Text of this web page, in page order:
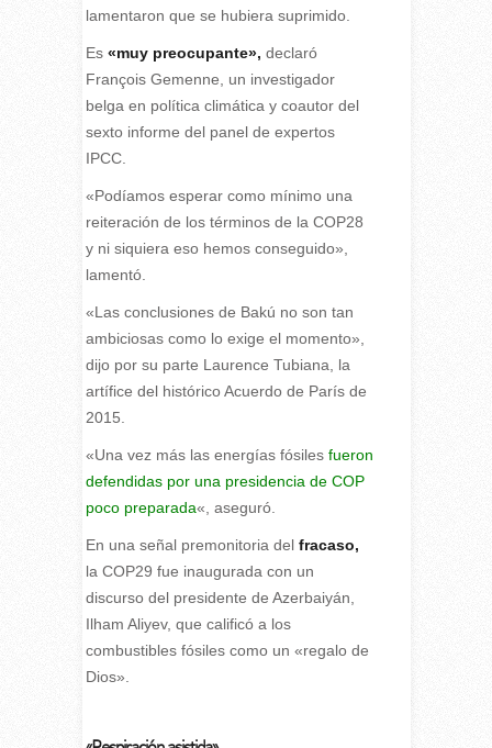
lamentaron que se hubiera suprimido.
Es «muy preocupante», declaró
François Gemenne, un investigador
belga en política climática y coautor del
sexto informe del panel de expertos
IPCC.
«Podíamos esperar como mínimo una
reiteración de los términos de la COP28
y ni siquiera eso hemos conseguido»,
lamentó.
«Las conclusiones de Bakú no son tan
ambiciosas como lo exige el momento»,
dijo por su parte Laurence Tubiana, la
artífice del histórico Acuerdo de París de
2015.
«Una vez más las energías fósiles fueron
defendidas por una presidencia de COP
poco preparada«, aseguró.
En una señal premonitoria del fracaso,
la COP29 fue inaugurada con un
discurso del presidente de Azerbaiyán,
Ilham Aliyev, que calificó a los
combustibles fósiles como un «regalo de
Dios».